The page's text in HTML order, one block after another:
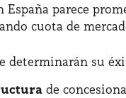
parece
cuota de
determinarán su
de